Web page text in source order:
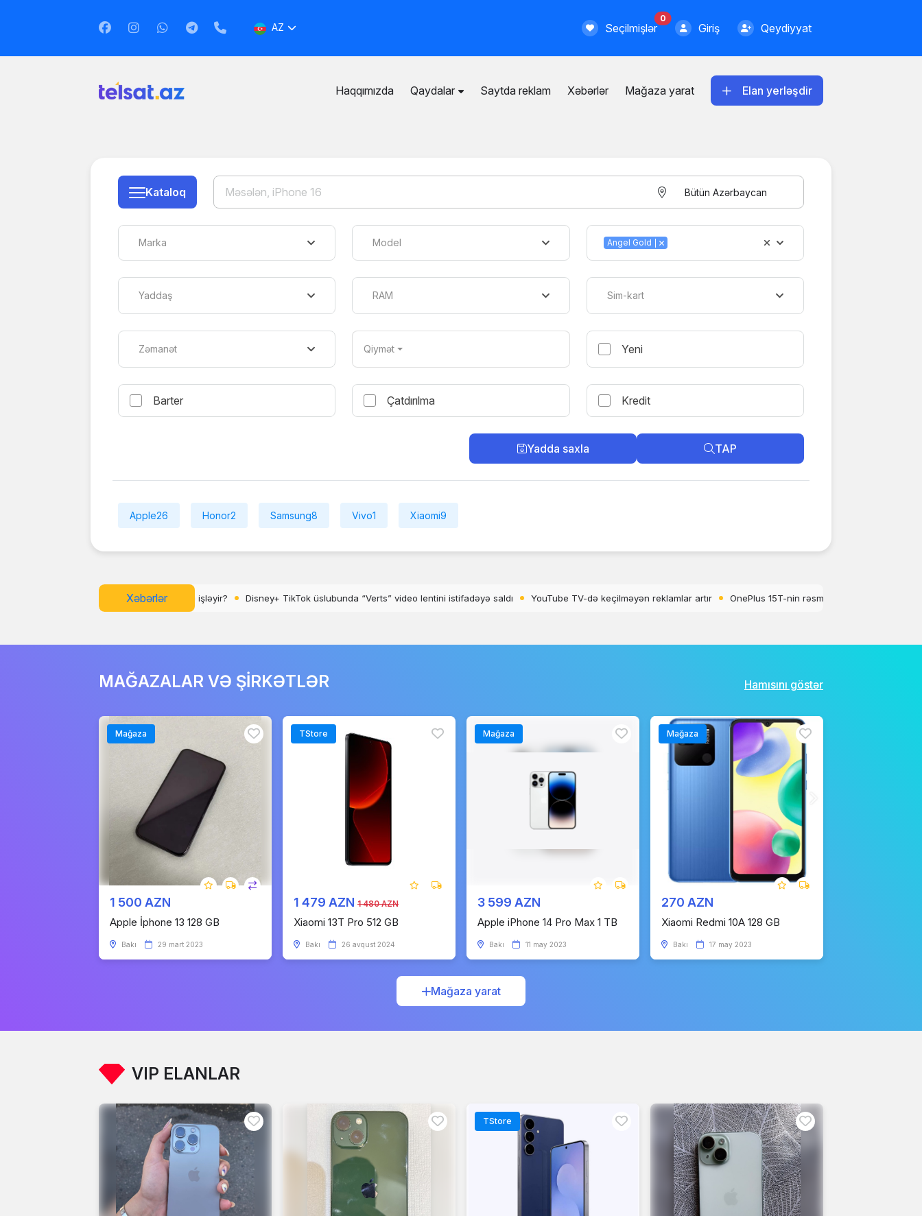
AZ Seçilmişlər
0
Giriş Qeydiyyat
Haqqımızda Qaydalar
Məxfilik siyasəti
Saytda reklam Xəbərlər Mağaza yarat Elan yerləşdir
Kataloq Bütün Azərbaycan
Marka Model
Yaddaş RAM Sim-kart
Zəmanət Qiymət Yeni
Barter Çatdırılma Kredit
Yadda saxla TAP
Apple26 Honor2 Samsung8 Vivo1 Xiaomi9
Xəbərlər
Disney+ TikTok üslubunda “Verts” video lentini istifadəyə saldı YouTube TV-də keçilməyən reklamlar artır OnePlus 15T-nin rəsmi dizaynı və rəngləri açıqlandı WhatsApp üçün abunə sistemi
MAĞAZALAR VƏ ŞİRKƏTLƏR Hamısını göstər
Mağaza
1 500 AZN
Apple İphone 13 128 GB
Bakı 29 mart 2023
TStore
1 479 AZN 1 480 AZN
Xiaomi 13T Pro 512 GB
Bakı 26 avqust 2024
Mağaza
3 599 AZN
Apple iPhone 14 Pro Max 1 TB
Bakı 11 may 2023
Mağaza
270 AZN
Xiaomi Redmi 10A 128 GB
Bakı 17 may 2023
Mağaza yarat
VIP ELANLAR
TStore